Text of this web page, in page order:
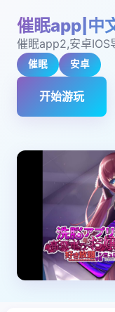
催眠app|中
催眠app2,安卓IOS
催眠 安卓
开始游玩